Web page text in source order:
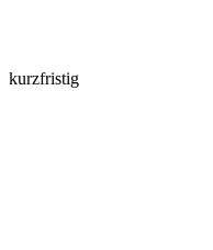
kurzfristig